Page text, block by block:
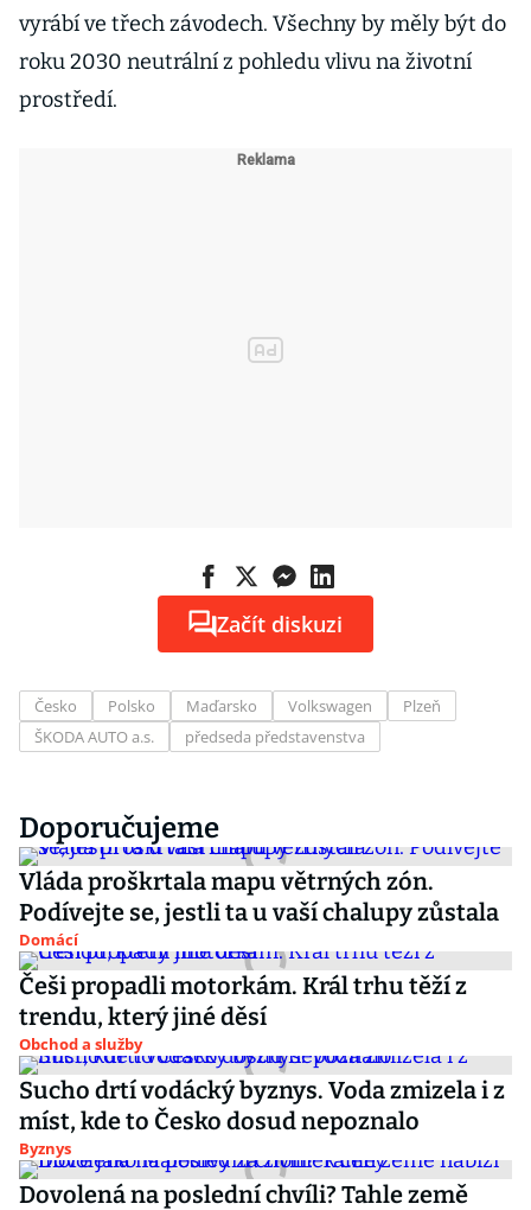
vyrábí ve třech závodech. Všechny by měly být do
roku 2030 neutrální z pohledu vlivu na životní
prostředí.
Začít diskuzi
Česko Polsko Maďarsko Volkswagen
Plzeň
ŠKODA AUTO a.s.
předseda představenstva
Doporučujeme
Vláda proškrtala mapu větrných zón.
Podívejte se, jestli ta u vaší chalupy zůstala
Domácí
Češi propadli motorkám. Král trhu těží z
trendu, který jiné děsí
Obchod a služby
Sucho drtí vodácký byznys. Voda zmizela i z
míst, kde to Česko dosud nepoznalo
Byznys
Dovolená na poslední chvíli? Tahle země